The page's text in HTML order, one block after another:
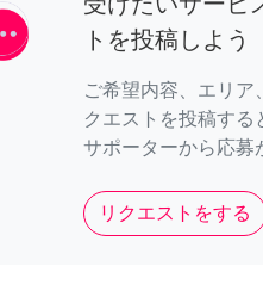
トを投稿しよう
ご希望内容、エリア
クエストを投稿する
サポーターから応募
リクエストをする